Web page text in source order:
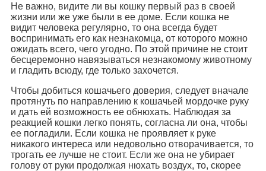
Не важно, видите ли вы кошку первый раз в своей
жизни или же уже были в ее доме. Если кошка не
видит человека регулярно, то она всегда будет
воспринимать его как незнакомца, от которого можно
ожидать всего, чего угодно. По этой причине не стоит
бесцеремонно навязываться незнакомому животному
и гладить всюду, где только захочется.
Чтобы добиться кошачьего доверия, следует вначале
протянуть по направлению к кошачьей мордочке руку
и дать ей возможность ее обнюхать. Наблюдая за
реакцией кошки легко понять, согласна ли она, чтобы
ее погладили. Если кошка не проявляет к руке
никакого интереса или недовольно отворачивается, то
трогать ее лучше не стоит. Если же она не убирает
голову от руки продолжая нюхать воздух, то, скорее